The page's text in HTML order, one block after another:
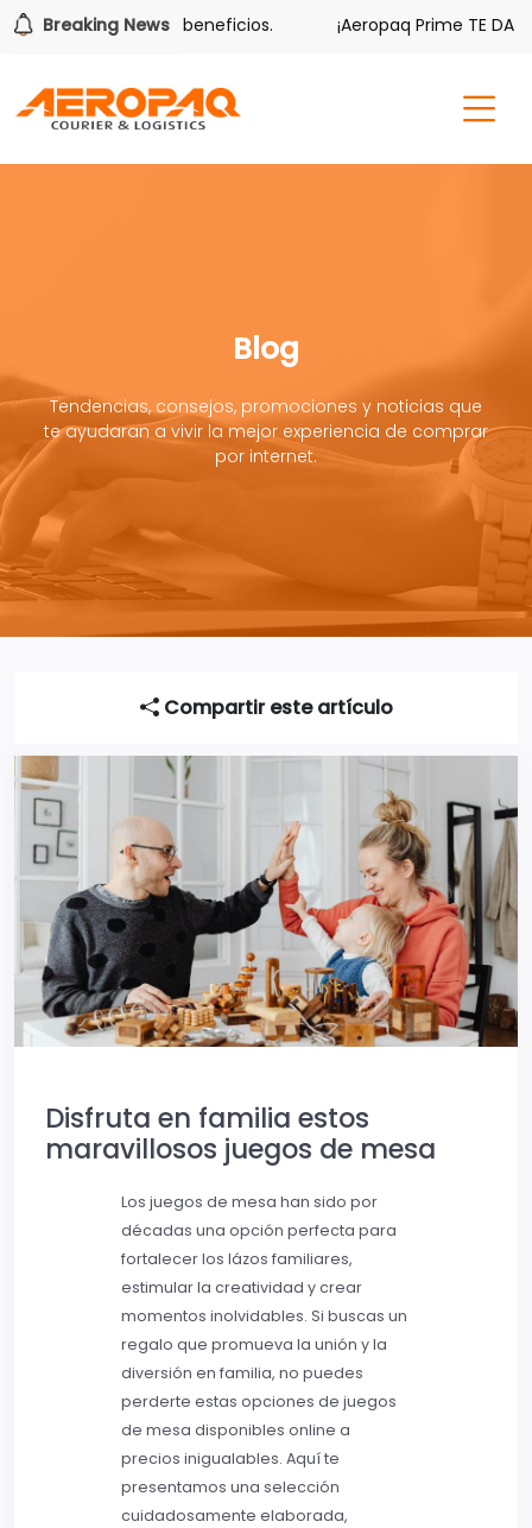
Breaking News
tiene sus beneficios. ¡Aeropaq Prime TE DA MÁS!
Blog
Tendencias, consejos, promociones y noticias que
te ayudaran a vivir la mejor experiencia de comprar
por internet.
Compartir este artículo
Disfruta en familia estos
maravillosos juegos de mesa
Los juegos de mesa han sido por
décadas una opción perfecta para
fortalecer los lázos familiares,
estimular la creatividad y crear
momentos inolvidables. Si buscas un
regalo que promueva la unión y la
diversión en familia, no puedes
perderte estas opciones de juegos
de mesa disponibles online a
precios inigualables. Aquí te
presentamos una selección
cuidadosamente elaborada,